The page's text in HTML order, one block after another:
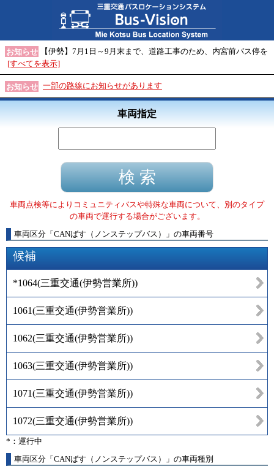
お知らせ
【伊勢】7月1日～9月末まで、道路工事のため、内宮前バス停を
[すべてを表示]
お知らせ 一部の路線にお知らせがあります
車両指定
車両点検等によりコミュニティバスや特殊な車両について、別のタイプ
の車両で運行する場合がございます。
車両区分 「 CANばす（ノンステップバス） 」 の車両番号
候補
*1064(三重交通(伊勢営業所))
1061(三重交通(伊勢営業所))
1062(三重交通(伊勢営業所))
1063(三重交通(伊勢営業所))
1071(三重交通(伊勢営業所))
1072(三重交通(伊勢営業所))
*：運行中
車両区分「CANばす（ノンステップバス）」の車両種別